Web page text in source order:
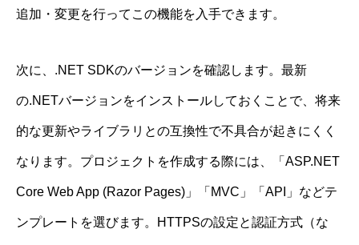
追加・変更を行ってこの機能を入手できます。
次に、.NET SDKのバージョンを確認します。最新
の.NETバージョンをインストールしておくことで、将来
的な更新やライブラリとの互換性で不具合が起きにくく
なります。プロジェクトを作成する際には、「ASP.NET
Core Web App (Razor Pages)」「MVC」「API」などテ
ンプレートを選びます。HTTPSの設定と認証方式（な